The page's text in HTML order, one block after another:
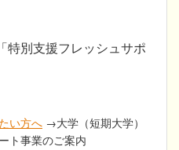
特別支援フレッシュサポ
い方へ →大学（短期大学）
ト事業のご案内